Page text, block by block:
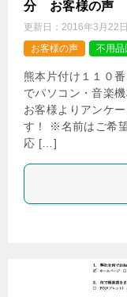
分 お客様の声
更新日： 2016年3月22日
お客様の声
不用品
熊本片付け１１０
でパソコン・音楽
お客様よりアンケ
す！ ※名前はご希
応 […]